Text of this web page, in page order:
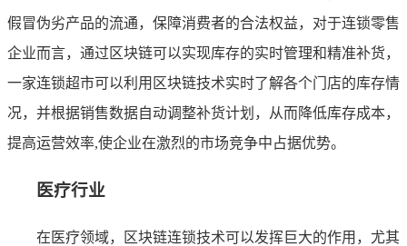
假冒伪劣产品的流通，保障消费者的合法权益，对于连锁零售
企业而言，通过区块链可以实现库存的实时管理和精准补货，
一家连锁超市可以利用区块链技术实时了解各个门店的库存情
况，并根据销售数据自动调整补货计划，从而降低库存成本，
提高运营效率,使企业在激烈的市场竞争中占据优势。
医疗行业
在医疗领域，区块链连锁技术可以发挥巨大的作用，尤其